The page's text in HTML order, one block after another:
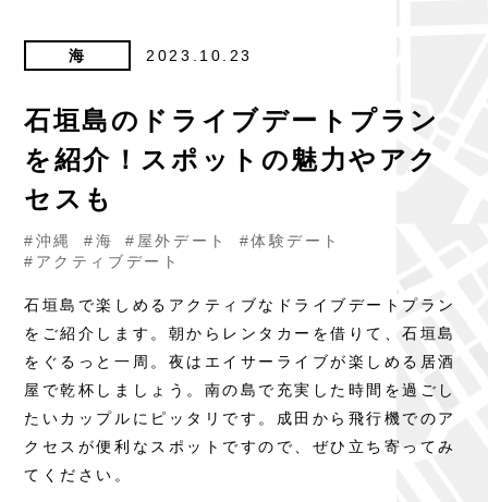
海 2023.10.23
石垣島のドライブデートプラン
を紹介！スポットの魅力やアク
セスも
#沖縄 #海 #屋外デート
#体験デート
#アクティブデート
石垣島で楽しめるアクティブなドライブデートプラン
をご紹介します。朝からレンタカーを借りて、石垣島
をぐるっと一周。夜はエイサーライブが楽しめる居酒
屋で乾杯しましょう。南の島で充実した時間を過ごし
たいカップルにピッタリです。成田から飛行機でのア
クセスが便利なスポットですので、ぜひ立ち寄ってみ
てください。